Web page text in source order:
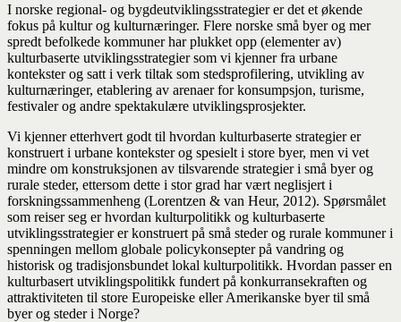
I norske regional- og bygdeutviklingsstrategier er det et økende
fokus på kultur og kulturnæringer. Flere norske små byer og mer
spredt befolkede kommuner har plukket opp (elementer av)
kulturbaserte utviklingsstrategier som vi kjenner fra urbane
kontekster og satt i verk tiltak som stedsprofilering, utvikling av
kulturnæringer, etablering av arenaer for konsumpsjon, turisme,
festivaler og andre spektakulære utviklingsprosjekter.
Vi kjenner etterhvert godt til hvordan kulturbaserte strategier er
konstruert i urbane kontekster og spesielt i store byer, men vi vet
mindre om konstruksjonen av tilsvarende strategier i små byer og
rurale steder, ettersom dette i stor grad har vært neglisjert i
forskningssammenheng (Lorentzen & van Heur, 2012). Spørsmålet
som reiser seg er hvordan kulturpolitikk og kulturbaserte
utviklingsstrategier er konstruert på små steder og rurale kommuner i
spenningen mellom globale policykonsepter på vandring og
historisk og tradisjonsbundet lokal kulturpolitikk. Hvordan passer en
kulturbasert utviklingspolitikk fundert på konkurransekraften og
attraktiviteten til store Europeiske eller Amerikanske byer til små
byer og steder i Norge?